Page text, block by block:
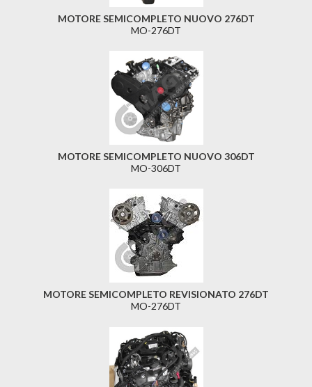
MOTORE SEMICOMPLETO NUOVO 276DT
MO-276DT
MOTORE SEMICOMPLETO NUOVO 306DT
MO-306DT
MOTORE SEMICOMPLETO REVISIONATO 276DT
MO-276DT